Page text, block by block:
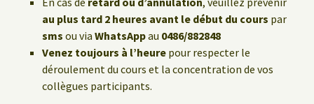
au plus tard 2 heures avant le début du cours par
sms ou via WhatsAppau 0486/882848
Venez toujours à l’heure pour respecter le
déroulement du cours et la concentration de vos
collègues participants.